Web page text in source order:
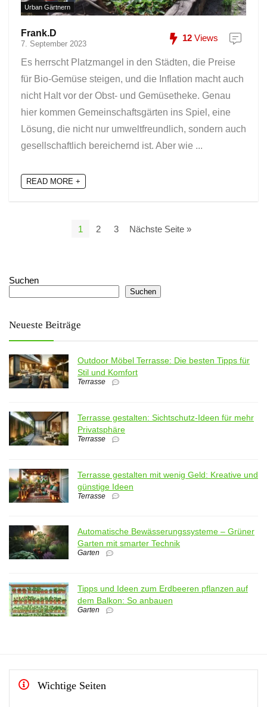
Urban Gärtnern
Frank.D
7. September 2023
12 Views
Es herrscht Platzmangel in den Städten, die Preise
für Bio-Gemüse steigen, und die Inflation macht auch
nicht Halt vor der Obst- und Gemüsetheke. Genau
hier kommen Gemeinschaftsgärten ins Spiel, eine
Lösung, die nicht nur umweltfreundlich, sondern auch
gesellschaftlich bereichernd ist. Aber wie ...
READ MORE +
1 2 3 Nächste Seite »
Suchen
Suchen
Neueste Beiträge
Outdoor Möbel Terrasse: Die besten Tipps für
Stil und Komfort
Terrasse
Terrasse gestalten: Sichtschutz-Ideen für mehr
Privatsphäre
Terrasse
Terrasse gestalten mit wenig Geld: Kreative und
günstige Ideen
Terrasse
Automatische Bewässerungssysteme – Grüner
Garten mit smarter Technik
Garten
Tipps und Ideen zum Erdbeeren pflanzen auf
dem Balkon: So anbauen
Garten
Wichtige Seiten